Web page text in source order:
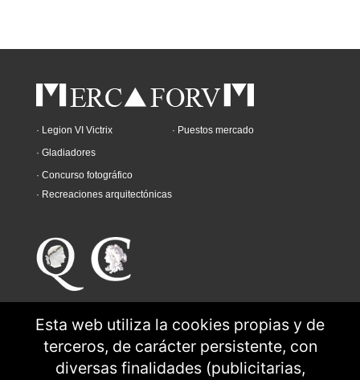
· Legion VI Victrix
· Puestos mercado
· Gladiadores
· Concurso fotográfico
· Recreaciones arquitectónicas
Esta web utiliza la cookies propias y de
terceros, de carácter persistente, con
diversas finalidades (publicitarias,